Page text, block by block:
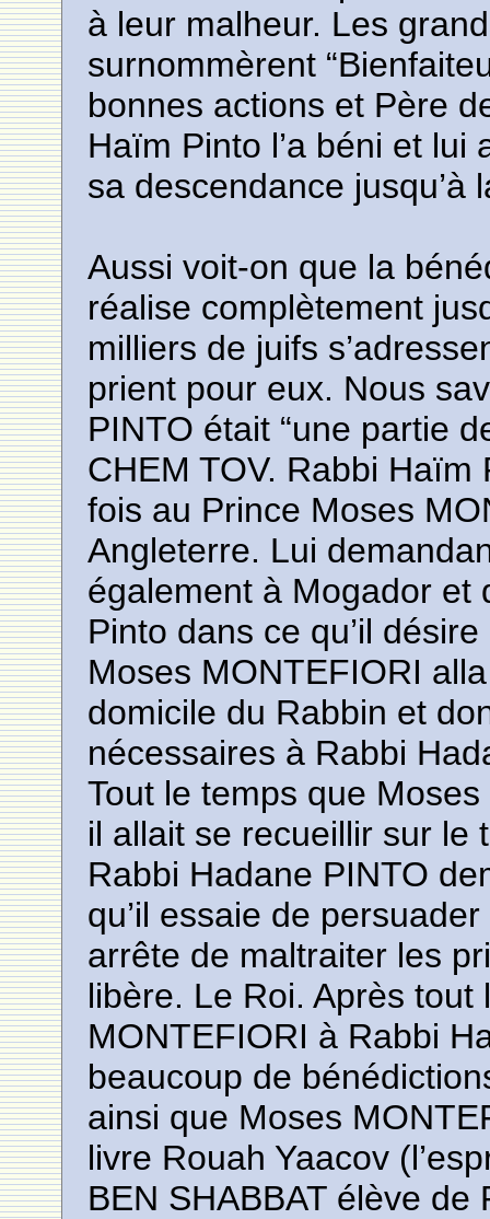
à leur malheur. Les
surnommèrent
bonnes actions et Père
Haïm Pinto l’a béni et lui
sa descendance jusqu’à
Aussi voit-on que la
réalise complètement
milliers de juifs
prient pour eux. Nous
PINTO était “une partie
CHEM TOV. Rabbi
fois au Prince Moses
Angleterre. Lui
également à Mogador et
Pinto dans ce qu’il
Moses MONTEFIORI
domicile du Rabbin et
nécessaires à Rabbi
Tout le temps que
il allait se recueillir sur le
Rabbi Hadane PINTO
qu’il essaie de
arrête de maltraiter les
libère. Le Roi. Après
MONTEFIORI à Rabbi
beaucoup de
ainsi que Moses
livre Rouah Yaacov
BEN SHABBAT élève de